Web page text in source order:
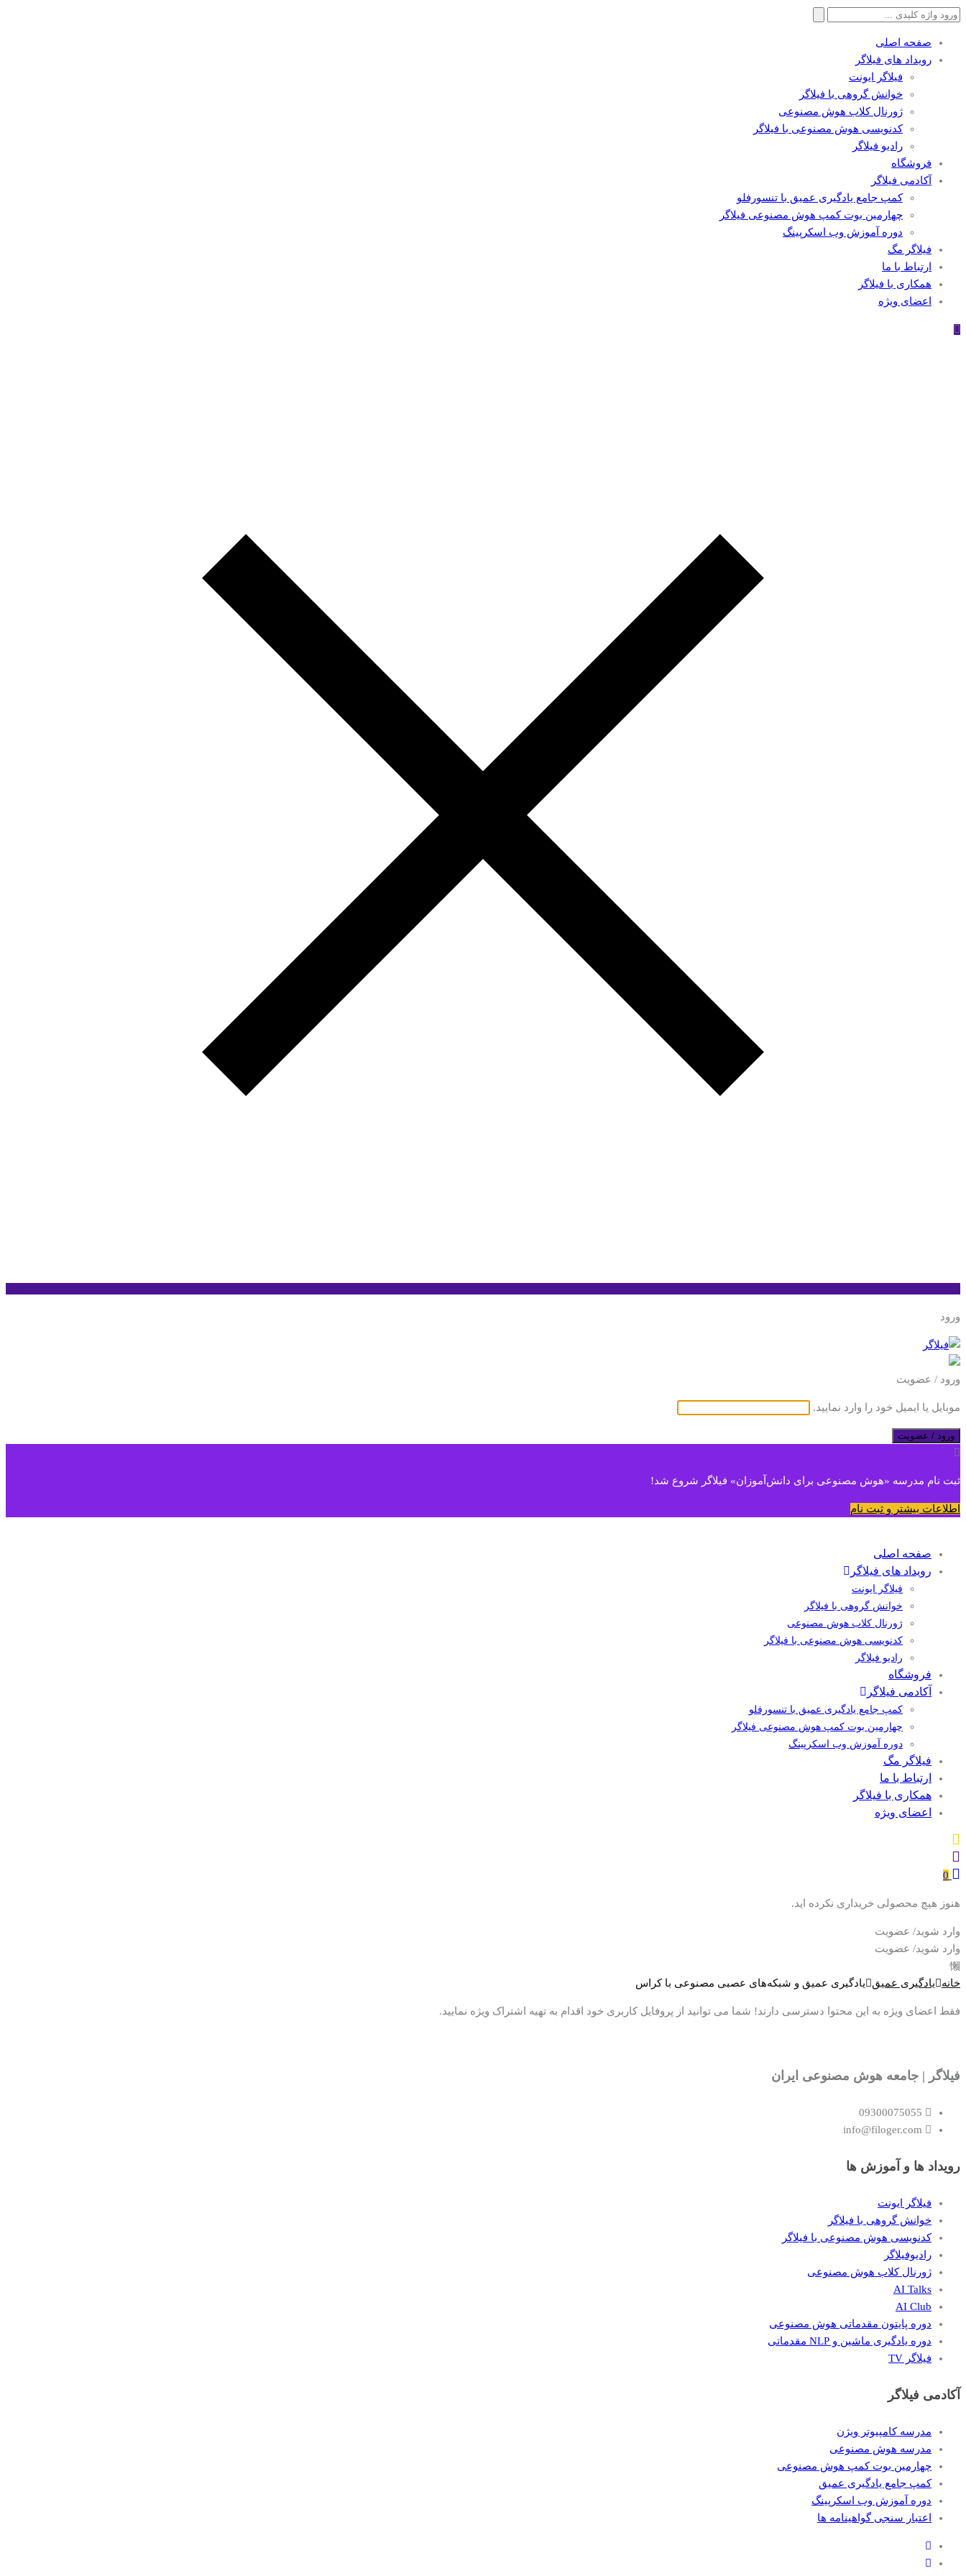
جستجو
صفحه اصلی
رویداد های فیلاگر
فیلاگر ایونت
خوانش گروهی با فیلاگر
ژورنال کلاب هوش مصنوعی
کدنویسی هوش مصنوعی با فیلاگر
رادیو فیلاگر
فروشگاه
آکادمی فیلاگر
کمپ جامع یادگیری عمیق با تنسورفلو
چهارمین بوت کمپ هوش مصنوعی فیلاگر
دوره آموزش وب اسکرپینگ
فیلاگر مگ
ارتباط با ما
همکاری با فیلاگر
اعضای ویژه
ورود
ورود / عضویت
موبایل یا ایمیل خود را وارد نمایید.
ورود / عضویت
ثبت نام مدرسه «هوش مصنوعی برای دانش‌آموزان» فیلاگر شروع شد!
اطلاعات بیشتر و ثبت نام
صفحه اصلی
رویداد های فیلاگر
فیلاگر ایونت
خوانش گروهی با فیلاگر
ژورنال کلاب هوش مصنوعی
کدنویسی هوش مصنوعی با فیلاگر
رادیو فیلاگر
فروشگاه
آکادمی فیلاگر
کمپ جامع یادگیری عمیق با تنسورفلو
چهارمین بوت کمپ هوش مصنوعی فیلاگر
دوره آموزش وب اسکرپینگ
فیلاگر مگ
ارتباط با ما
همکاری با فیلاگر
اعضای ویژه
0
هنوز هیچ محصولی خریداری نکرده اید.
وارد شوید/ عضویت
وارد شوید/ عضویت
خانه یادگیری عمیق یادگیری عمیق و شبکه‌های عصبی مصنوعی با کراس
فقط اعضای ویژه به این محتوا دسترسی دارند! شما می توانید از پروفایل کاربری خود اقدام به تهیه اشتراک ویژه نمایید.
فیلاگر | جامعه هوش مصنوعی ایران
09300075055
info@filoger.com
رویداد ها و آموزش ها
فیلاگر ایونت
خوانش گروهی با فیلاگر
کدنویسی هوش مصنوعی با فیلاگر
رادیوفیلاگر
ژورنال کلاب هوش مصنوعی
AI Talks
AI Club
دوره پایتون مقدماتی هوش مصنوعی
دوره یادگیری ماشین و NLP مقدماتی
فیلاگر TV
آکادمی فیلاگر
مدرسه کامپیوتر ویژن
مدرسه هوش مصنوعی
چهارمین بوت کمپ هوش مصنوعی
کمپ جامع یادگیری عمیق
دوره آموزش وب اسکرپینگ
اعتبار سنجی گواهینامه ها